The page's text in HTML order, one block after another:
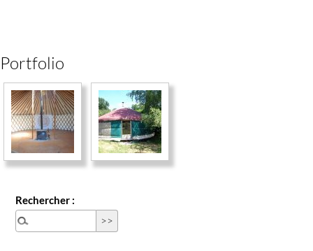
Portfolio
Rechercher :